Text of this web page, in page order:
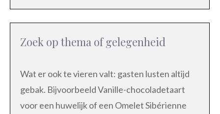
Zoek op thema of gelegenheid
Wat er ook te vieren valt: gasten lusten altijd
gebak. Bijvoorbeeld Vanille-chocoladetaart
voor een huwelijk of een Omelet Sibérienne